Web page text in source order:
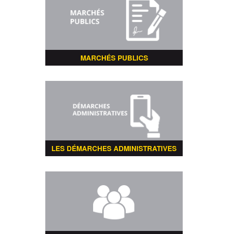
MARCHÉS PUBLICS
LES DÉMARCHES ADMINISTRATIVES